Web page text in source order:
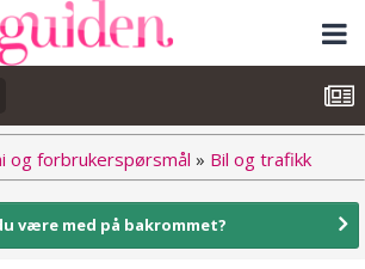
og forbrukerspørsmål » Bil og trafikk
være med på bakrommet?